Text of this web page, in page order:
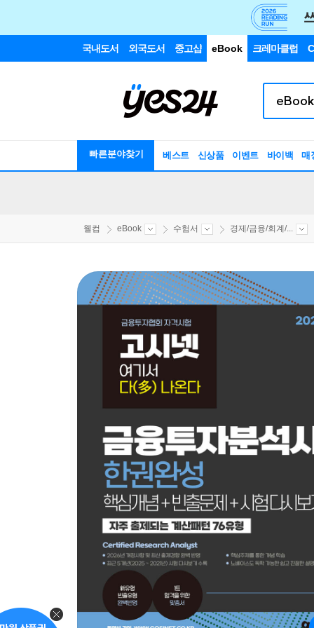
국내도서 외국도서 중고샵 eBook 크레마클럽
빠른분야찾기 베스트 신상품 이벤트 바이백 매
웰컴 eBook 수험서 경제/금융/회계/...